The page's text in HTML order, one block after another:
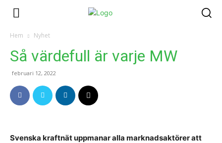
Hem Nyhet
Så värdefull är varje MW
februari 12, 2022
Svenska kraftnät uppmanar alla marknadsaktörer att